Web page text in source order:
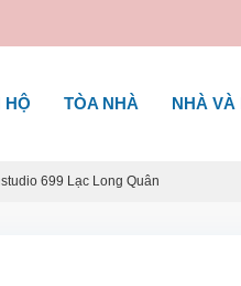
HỘ TÒA NHÀ NHÀ VÀ
699 Lạc Long Quân